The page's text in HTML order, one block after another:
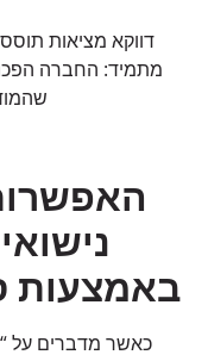
דווקא מציאות
מתמיד: החברה הפכה
שהמודל
באמצעות
כאשר מדברים על